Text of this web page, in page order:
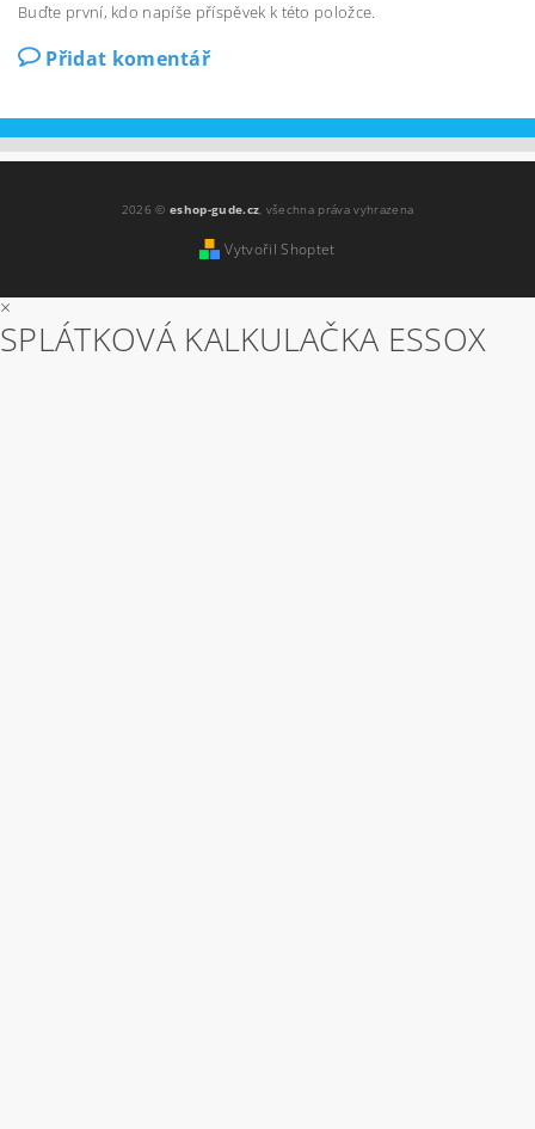
Buďte první, kdo napíše příspěvek k této položce.
Přidat komentář
2026 ©eshop-gude.cz, všechna práva vyhrazena
Vytvořil Shoptet
×
SPLÁTKOVÁ KALKULAČKA ESSOX